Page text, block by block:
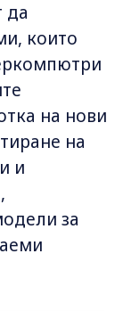
да
които
на нови
на
и
за